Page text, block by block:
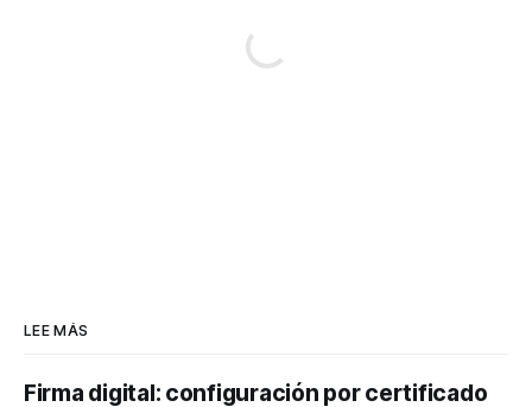
LEE MÁS
Firma digital: configuración por certificado